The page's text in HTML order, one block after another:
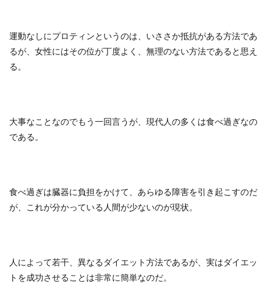
運動なしにプロティンというのは、いささか抵抗がある方法であ
るが、女性にはその位が丁度よく、無理のない方法であると思え
る。
大事なことなのでもう一回言うが、現代人の多くは食べ過ぎなの
である。
食べ過ぎは臓器に負担をかけて、あらゆる障害を引き起こすのだ
が、これが分かっている人間が少ないのが現状。
人によって若干、異なるダイエット方法であるが、実はダイエッ
トを成功させることは非常に簡単なのだ。